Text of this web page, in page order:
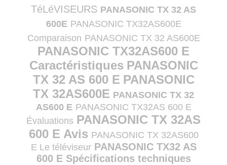
TéLéVISEURS PANASONIC TX 32 AS
600E PANASONIC TX32AS600E
Comparaison PANASONIC TX 32 AS600E
PANASONIC TX32AS600 E
Caractéristiques PANASONIC
TX 32 AS 600 E PANASONIC
TX 32AS600E PANASONIC TX 32
AS600 E PANASONIC TX32AS 600 E
Évaluations PANASONIC TX 32AS
600 E Avis PANASONIC TX 32AS600
E Le téléviseur PANASONIC TX32 AS
600 E Spécifications techniques